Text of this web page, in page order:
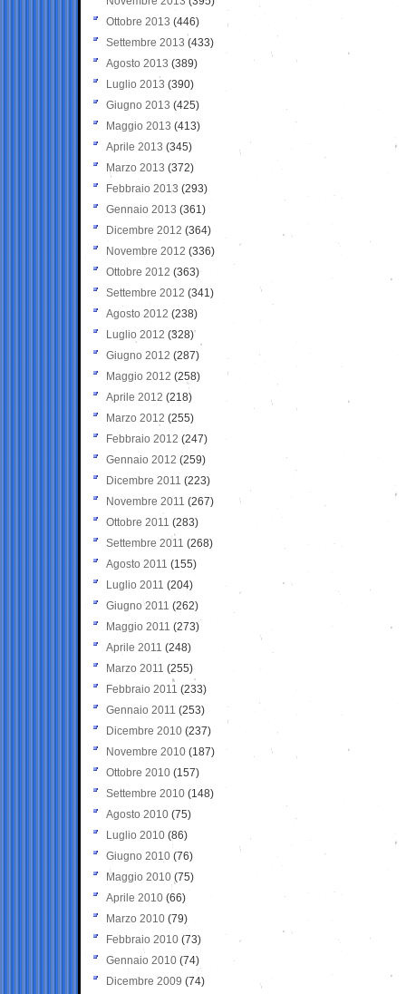
Ottobre 2013 (446)
Settembre 2013 (433)
Agosto 2013 (389)
Luglio 2013 (390)
Giugno 2013 (425)
Maggio 2013 (413)
Aprile 2013 (345)
Marzo 2013 (372)
Febbraio 2013 (293)
Gennaio 2013 (361)
Dicembre 2012 (364)
Novembre 2012 (336)
Ottobre 2012 (363)
Settembre 2012 (341)
Agosto 2012 (238)
Luglio 2012 (328)
Giugno 2012 (287)
Maggio 2012 (258)
Aprile 2012 (218)
Marzo 2012 (255)
Febbraio 2012 (247)
Gennaio 2012 (259)
Dicembre 2011 (223)
Novembre 2011 (267)
Ottobre 2011 (283)
Settembre 2011 (268)
Agosto 2011 (155)
Luglio 2011 (204)
Giugno 2011 (262)
Maggio 2011 (273)
Aprile 2011 (248)
Marzo 2011 (255)
Febbraio 2011 (233)
Gennaio 2011 (253)
Dicembre 2010 (237)
Novembre 2010 (187)
Ottobre 2010 (157)
Settembre 2010 (148)
Agosto 2010 (75)
Luglio 2010 (86)
Giugno 2010 (76)
Maggio 2010 (75)
Aprile 2010 (66)
Marzo 2010 (79)
Febbraio 2010 (73)
Gennaio 2010 (74)
Dicembre 2009 (74)